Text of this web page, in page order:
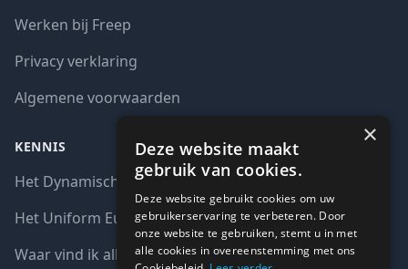
Werken bij Freep
Privacy verklaring
Algemene voorwaarden
KENNIS
Het Dynamisch aankoopsysteem (DAS)
Het Uniform Europees Aanbestedingsdocument (UEA)
Waar vind ik alle interim opdrachten bij de overheid?
×
Deze website maakt
gebruik van cookies.
Deze website gebruikt cookies om uw
gebruikerservaring te verbeteren. Door
onze website te gebruiken, stemt u in met
alle cookies in overeenstemming met ons